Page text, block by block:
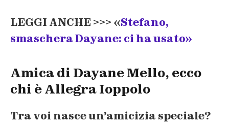
LEGGI ANCHE >>> «Stefano,
smaschera Dayane: ci ha usato»
Amica di Dayane Mello, ecco
chi è Allegra Ioppolo
Tra voi nasce un’amicizia speciale?